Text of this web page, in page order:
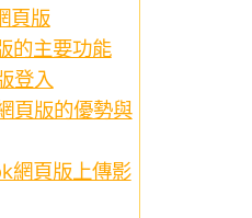
頁版
的主要功能
登入
頁版的優勢與
網頁版上傳影